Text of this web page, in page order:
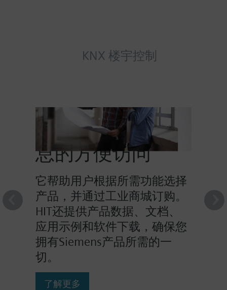
KNX 楼宇控制
HIT提供对产品信
息的方便访问
它帮助用户根据所需功能选择
产品，并通过工业商城订购。
HIT还提供产品数据、文档、
应用示例和软件下载，确保您
拥有Siemens产品所需的一
切。
了解更多